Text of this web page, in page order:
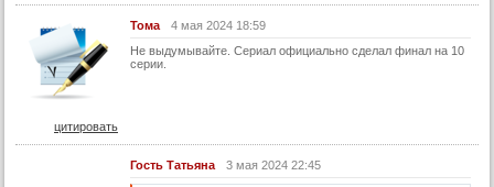
Тома
4 мая 2024 18:59
Не выдумывайте. Сериал официально сделал финал на 10
серии.
цитировать
Гость Татьяна 3 мая 2024 22:45